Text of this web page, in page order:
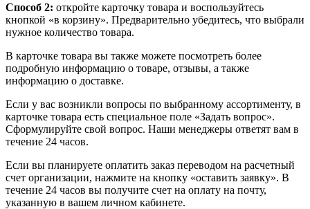
Способ 2: откройте карточку товара и воспользуйтесь
кнопкой «в корзину». Предварительно убедитесь, что выбрали
нужное количество товара.
В карточке товара вы также можете посмотреть более
подробную информацию о товаре, отзывы, а также
информацию о доставке.
Если у вас возникли вопросы по выбранному ассортименту, в
карточке товара есть специальное поле «Задать вопрос».
Сформулируйте свой вопрос. Наши менеджеры ответят вам в
течение 24 часов.
Если вы планируете оплатить заказ переводом на расчетный
счет организации, нажмите на кнопку «оставить заявку». В
течение 24 часов вы получите счет на оплату на почту,
указанную в вашем личном кабинете.